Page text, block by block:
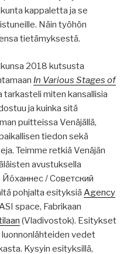
kappaletta ja se
Näin työhön
tietämyksestä.
2018 kutsusta
In Various Stages of
tarkasteli miten kansallisia
ja kuinka sitä
puitteissa Venäjällä,
tiedon sekä
Teimme retkiä Venäjän
avustuksella
/ Советский
pohjalta esityksiä Agency
space, Fabrikaan
(Vladivostok). Esitykset
vedet
Kysyin esityksillä,